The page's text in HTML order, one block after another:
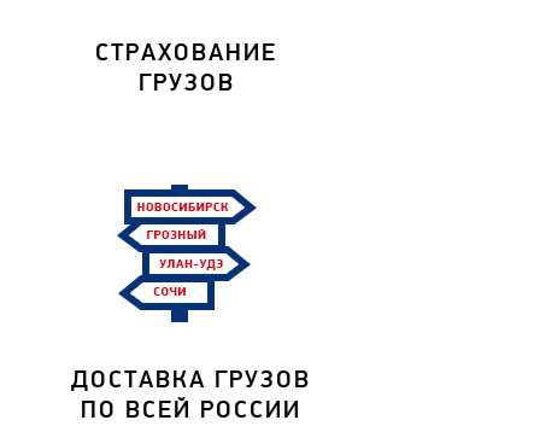
СТРАХОВАНИЕ
ГРУЗОВ
ДОСТАВКА ГРУЗОВ
ПО ВСЕЙ РОССИИ